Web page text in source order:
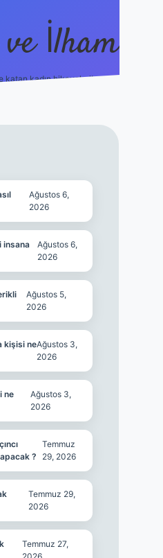
İlham
katan kadın hikayeleri!
Ağustos 6,
2026
insana
Ağustos 6,
2026
Ağustos 5,
2026
kişisi neAğustos 3,
2026
ne
Ağustos 3,
2026
?
Temmuz
29, 2026
Temmuz 29,
2026
Temmuz 27,
https://